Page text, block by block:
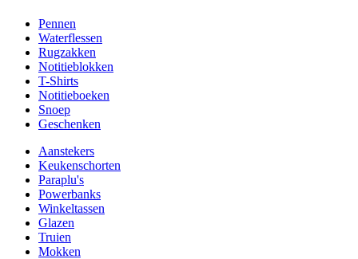
Pennen
Waterflessen
Rugzakken
Notitieblokken
T-Shirts
Notitieboeken
Snoep
Geschenken
Aanstekers
Keukenschorten
Paraplu's
Powerbanks
Winkeltassen
Glazen
Truien
Mokken